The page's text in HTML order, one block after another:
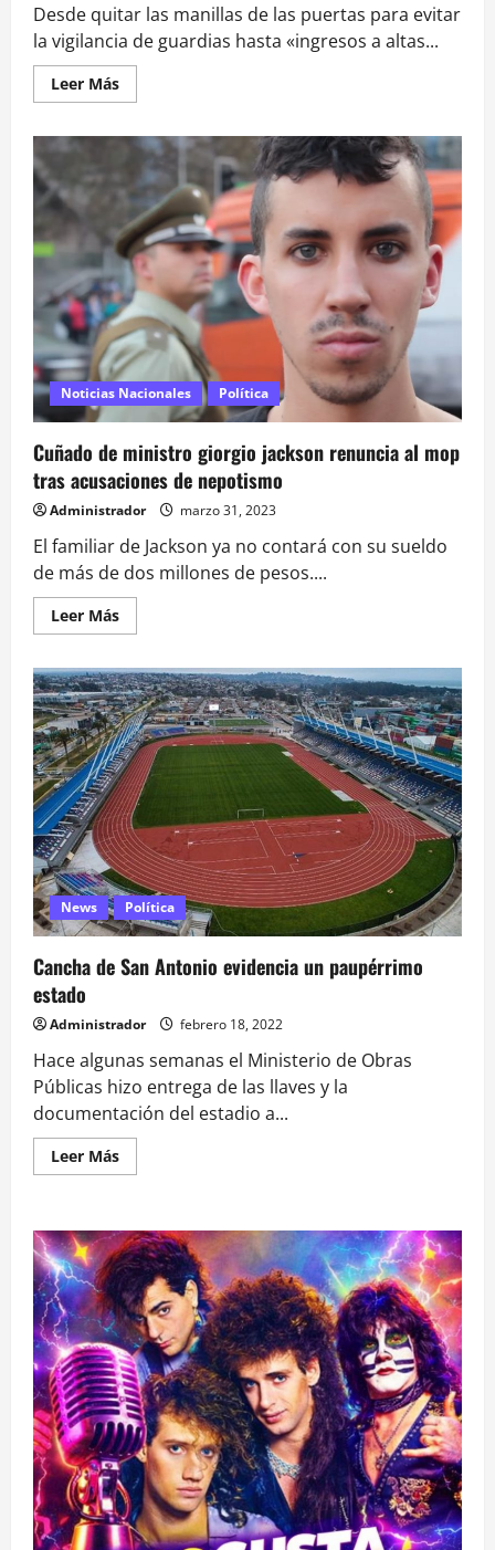
Desde quitar las manillas de las puertas para evitar
la vigilancia de guardias hasta «ingresos a altas...
Leer MásLeer
más
Fiestas
«con
alcohol
y
drogas»:
abren
sumario
para
indagar
irregularidades
en
casona
fiscal
del
MOP
Noticias Nacionales Política
Cuñado de ministro giorgio jackson renuncia al mop
tras acusaciones de nepotismo
Administrador marzo 31, 2023
El familiar de Jackson ya no contará con su sueldo
de más de dos millones de pesos....
Leer MásLeer
más
Cuñado
de
ministro
giorgio
jackson
renuncia
al
mop
tras
acusaciones
de
nepotismo
News Política
Cancha de San Antonio evidencia un paupérrimo
estado
Administrador febrero 18, 2022
Hace algunas semanas el Ministerio de Obras
Públicas hizo entrega de las llaves y la
documentación del estadio a...
Leer MásLeer
más
de
San
Antonio
evidencia
un
paupérrimo
estado